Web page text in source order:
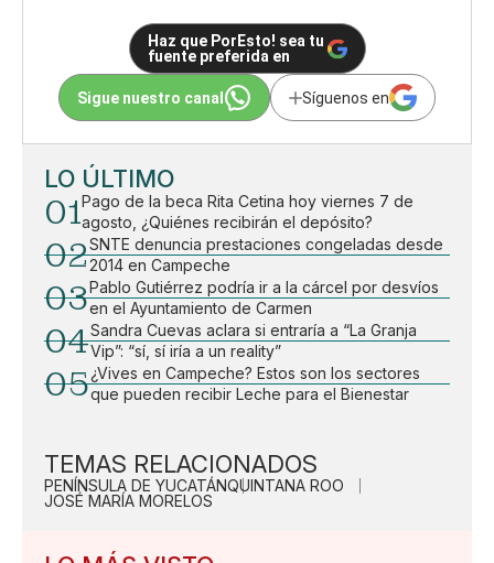
Haz que PorEsto! sea tu
fuente preferida en
Sigue nuestro canal Síguenos en
LO ÚLTIMO
01Pago de la beca Rita Cetina hoy viernes 7 de
agosto, ¿Quiénes recibirán el depósito?
02SNTE denuncia prestaciones congeladas desde
2014 en Campeche
03Pablo Gutiérrez podría ir a la cárcel por desvíos
en el Ayuntamiento de Carmen
04Sandra Cuevas aclara si entraría a “La Granja
Vip”: “sí, sí iría a un reality”
05¿Vives en Campeche? Estos son los sectores
que pueden recibir Leche para el Bienestar
TEMAS RELACIONADOS
PENÍNSULA DE YUCATÁNQUINTANA ROO
JOSÉ MARÍA MORELOS